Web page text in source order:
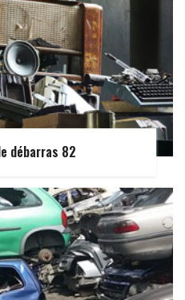
débarras 82